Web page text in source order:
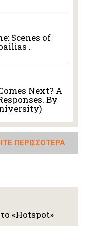
Scenes of
.
Next? A
By
ΠΕΡΙΣΣΟΤΕΡΑ
«Hotspot»